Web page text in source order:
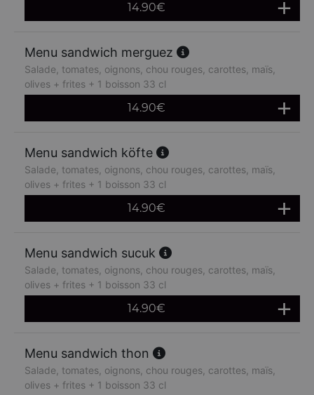
14.90€
Menu sandwich merguez
Salade, tomates, oignons, chou rouges, carottes, maïs,
olives + frites + 1 boisson 33 cl
14.90€
Menu sandwich köfte
Salade, tomates, oignons, chou rouges, carottes, maïs,
olives + frites + 1 boisson 33 cl
14.90€
Menu sandwich sucuk
Salade, tomates, oignons, chou rouges, carottes, maïs,
olives + frites + 1 boisson 33 cl
14.90€
Menu sandwich thon
Salade, tomates, oignons, chou rouges, carottes, maïs,
olives + frites + 1 boisson 33 cl